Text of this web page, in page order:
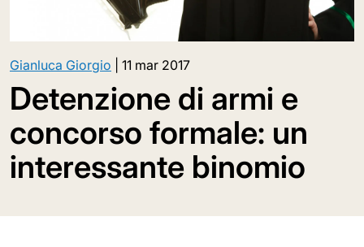
Gianluca Giorgio 11 mar 2017
Detenzione di armi e
concorso formale: un
interessante binomio